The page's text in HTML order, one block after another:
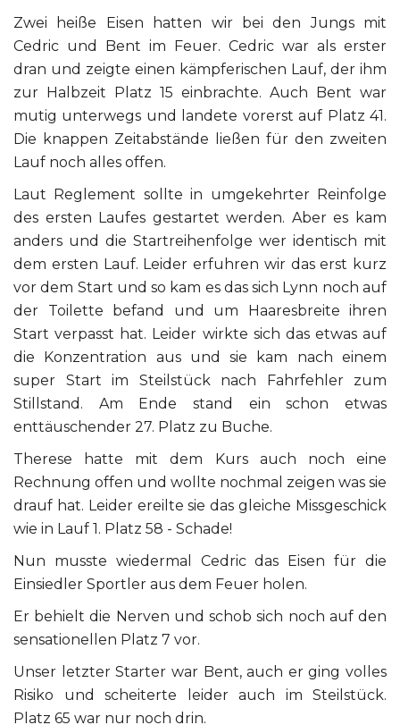
Zwei heiße Eisen hatten wir bei den Jungs mit
Cedric und Bent im Feuer. Cedric war als erster
dran und zeigte einen kämpferischen Lauf, der ihm
zur Halbzeit Platz 15 einbrachte. Auch Bent war
mutig unterwegs und landete vorerst auf Platz 41.
Die knappen Zeitabstände ließen für den zweiten
Lauf noch alles offen.
Laut Reglement sollte in umgekehrter Reinfolge
des ersten Laufes gestartet werden. Aber es kam
anders und die Startreihenfolge wer identisch mit
dem ersten Lauf. Leider erfuhren wir das erst kurz
vor dem Start und so kam es das sich Lynn noch auf
der Toilette befand und um Haaresbreite ihren
Start verpasst hat. Leider wirkte sich das etwas auf
die Konzentration aus und sie kam nach einem
super Start im Steilstück nach Fahrfehler zum
Stillstand. Am Ende stand ein schon etwas
enttäuschender 27. Platz zu Buche.
Therese hatte mit dem Kurs auch noch eine
Rechnung offen und wollte nochmal zeigen was sie
drauf hat. Leider ereilte sie das gleiche Missgeschick
wie in Lauf 1. Platz 58 - Schade!
Nun musste wiedermal Cedric das Eisen für die
Einsiedler Sportler aus dem Feuer holen.
Er behielt die Nerven und schob sich noch auf den
sensationellen Platz 7 vor.
Unser letzter Starter war Bent, auch er ging volles
Risiko und scheiterte leider auch im Steilstück.
Platz 65 war nur noch drin.